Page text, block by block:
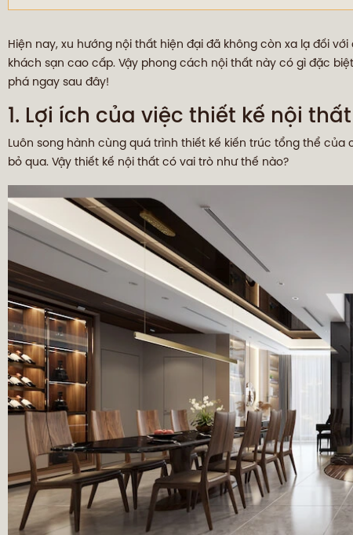
Hiện nay, xu hướng nội thất hiện đại đã không còn xa lạ đối
khách sạn cao cấp. Vậy phong cách nội thất này có gì đặc
phá ngay sau đây!
1. Lợi ích của việc thiết kế nội thất
Luôn song hành cùng quá trình thiết kế kiến trúc tổng thể
bỏ qua. Vậy thiết kế nội thất có vai trò như thế nào?